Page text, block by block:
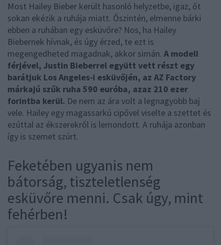
Most Hailey Bieber került hasonló helyzetbe, igaz, őt
sokan ekézik a ruhája miatt. Őszintén, elmenne bárki
ebben a ruhában egy esküvőre? Nos, ha Hailey
Biebernek hívnak, és úgy érzed, te ezt is
megengedheted magadnak, akkor simán. A modell
férjével, Justin Bieberrel együtt vett részt egy
barátjuk Los Angeles-i esküvőjén, az AZ Factory
márkajú szűk ruha 590 euróba, azaz 210 ezer
forintba kerül. De nem az ára volt a legnagyobb baj
vele. Hailey egy magassarkú cipővel viselte a szettet és
ezúttal az ékszerekről is lemondott. A ruhája azonban
így is szemet szúrt.
Feketében ugyanis nem
bátorság, tiszteletlenség
esküvőre menni. Csak úgy, mint
fehérben!